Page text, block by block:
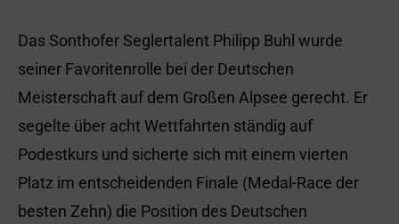
Das Sonthofer Seglertalent Philipp Buhl wurde
seiner Favoritenrolle bei der Deutschen
Meisterschaft auf dem Großen Alpsee gerecht. Er
segelte über acht Wettfahrten ständig auf
Podestkurs und sicherte sich mit einem vierten
Platz im entscheidenden Finale (Medal-Race der
besten Zehn) die Position des Deutschen